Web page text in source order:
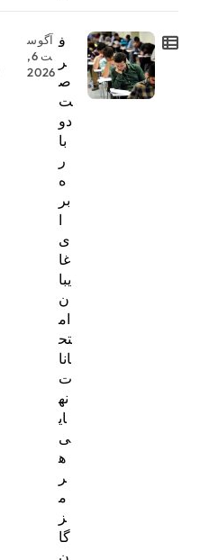
ف
ر
ص
ت
دو
با
ر
ه
بر
ا
ی
غا
یبا
ن
ام
تح
انا
ت
نه
ای
ی
ه
ر
م
ز
گا
ن
آگوس
ت 6,
2026